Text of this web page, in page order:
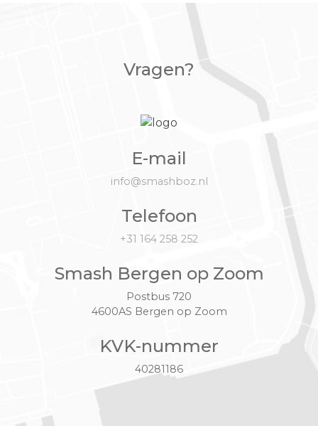
Vragen?
E-mail
info@smashboz.nl
Telefoon
+31 164 258 252
Smash Bergen op Zoom
Postbus 720
4600AS Bergen op Zoom
KVK-nummer
40281186